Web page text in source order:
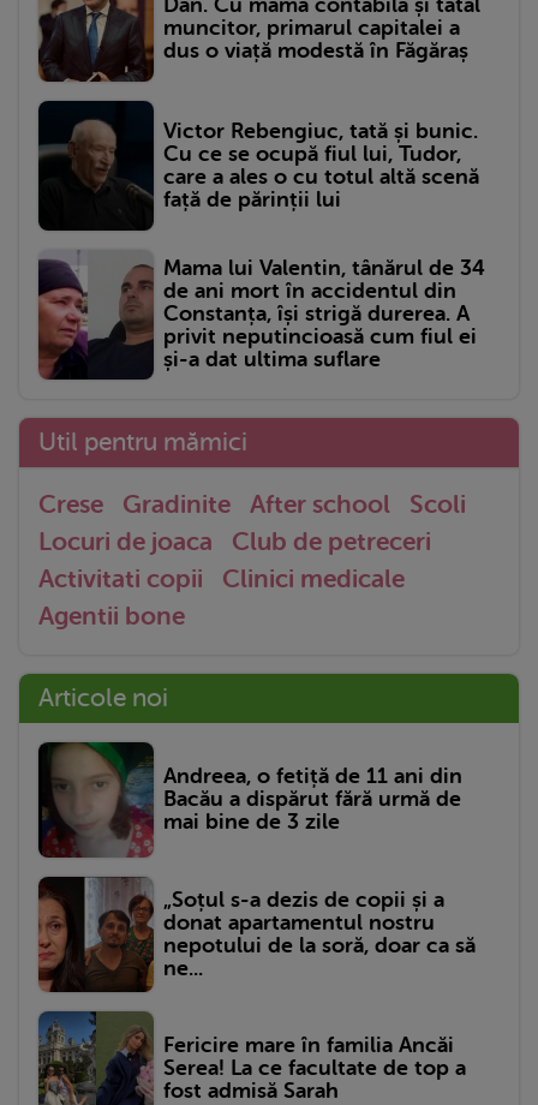
muncitor, primarul capitalei a
dus o viață modestă în Făgăraș
Victor Rebengiuc, tată și bunic.
Cu ce se ocupă fiul lui, Tudor,
care a ales o cu totul altă scenă
față de părinții lui
Mama lui Valentin, tânărul de 34
de ani mort în accidentul din
Constanța, își strigă durerea. A
privit neputincioasă cum fiul ei
și-a dat ultima suflare
Util pentru mămici
Crese Gradinite After school
Scoli
Locuri de joaca
Club de petreceri
Activitati copii
Clinici medicale
Agentii bone
Articole noi
Andreea, o fetiță de 11 ani din
Bacău a dispărut fără urmă de
mai bine de 3 zile
„Soțul s-a dezis de copii și a
donat apartamentul nostru
nepotului de la soră, doar ca să
ne...
Fericire mare în familia Ancăi
Serea! La ce facultate de top a
fost admisă Sarah